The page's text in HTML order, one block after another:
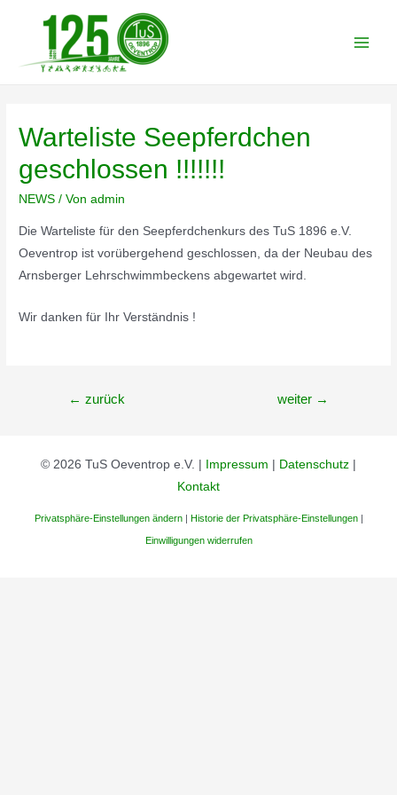
Warteliste Seepferdchen
geschlossen !!!!!!!
NEWS / Vonadmin
Die Warteliste für den Seepferdchenkurs des TuS 1896 e.V.
Oeventrop ist vorübergehend geschlossen, da der Neubau des
Arnsberger Lehrschwimmbeckens abgewartet wird.
Wir danken für Ihr Verständnis !
Beitragsnavigation
← zurück weiter →
© 2026 TuS Oeventrop e.V. | Impressum Datenschutz
Kontakt
Privatsphäre-Einstellungen ändern| Historie der Privatsphäre-Einstellungen|
Einwilligungen widerrufen